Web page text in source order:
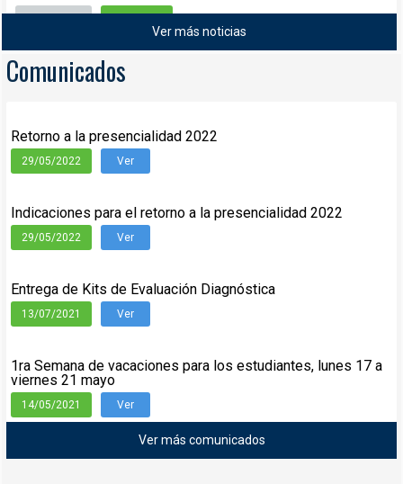
Leer más
Ver más noticias
Comunicados
Retorno a la presencialidad 2022
29/05/2022 Ver
Indicaciones para el retorno a la presencialidad 2022
29/05/2022 Ver
Entrega de Kits de Evaluación Diagnóstica
13/07/2021 Ver
1ra Semana de vacaciones para los estudiantes, lunes 17 a
viernes 21 mayo
14/05/2021 Ver
Ver más comunicados